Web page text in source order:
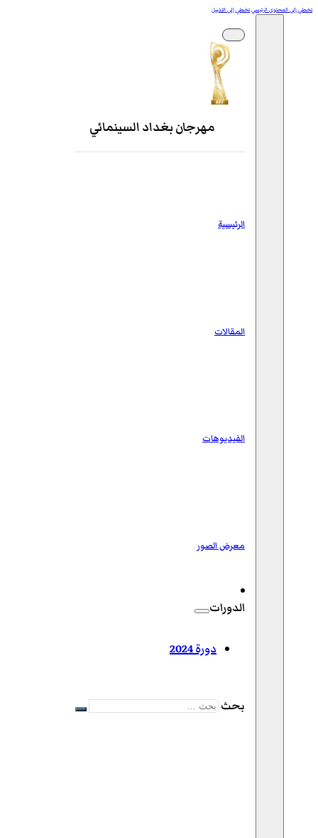
تخطي إلى المحتوى الرئيسيتخطي إلى التذييل
مهرجان بغداد السينمائي
الرئيسية
المقالات
الفيديوهات
معرض الصور
الدورات
دورة 2024
بحث